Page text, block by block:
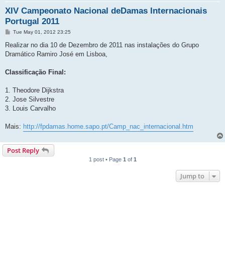
XIV Campeonato Nacional deDamas Internacionais
Portugal 2011
P
s
Tue May 01, 2012 23:25
Realizar no dia 10 de Dezembro de 2011 nas instalações do Grupo
Dramático Ramiro José em Lisboa,
Classificação Final:
1. Theodore Dijkstra
2. Jose Silvestre
3. Louis Carvalho
Mais: http://fpdamas.home.sapo.pt/Camp_nac_internacional.htm
Post Reply
1 post • Page 1 of 1
Jump to